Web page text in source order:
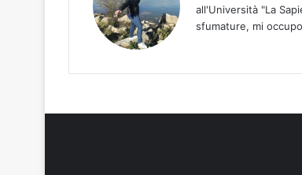
all'Università "La
sfumature, mi